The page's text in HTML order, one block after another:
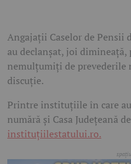
Angajații Caselor de
au declanșat, joi dimineață,
nemulțumiți de prevederile
discuție.
Printre instituțiile în care
numără și Casa Județeană
instituțiilestatului.ro.